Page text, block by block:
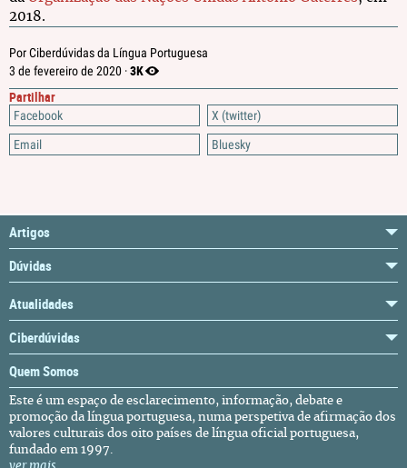
Por Ciberdúvidas da Língua Portuguesa
3 de fevereiro de 2020 ·3K
Partilhar
Facebook
X (twitter)
Email
Bluesky
2018.
Artigos
Dúvidas
Atualidades
Ciberdúvidas
Quem Somos
Este é um espaço de esclarecimento, informação, debate e
promoção da língua portuguesa, numa perspetiva de afirmação dos
valores culturais dos oito países de língua oficial portuguesa,
fundado em 1997.